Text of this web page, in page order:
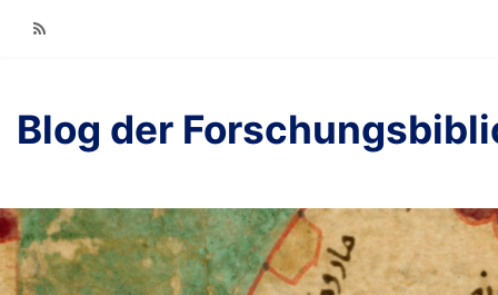
Blog der